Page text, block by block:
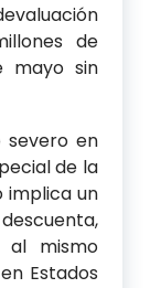
de
mayo sin
severo en
de la
implica un
al mismo
Estados